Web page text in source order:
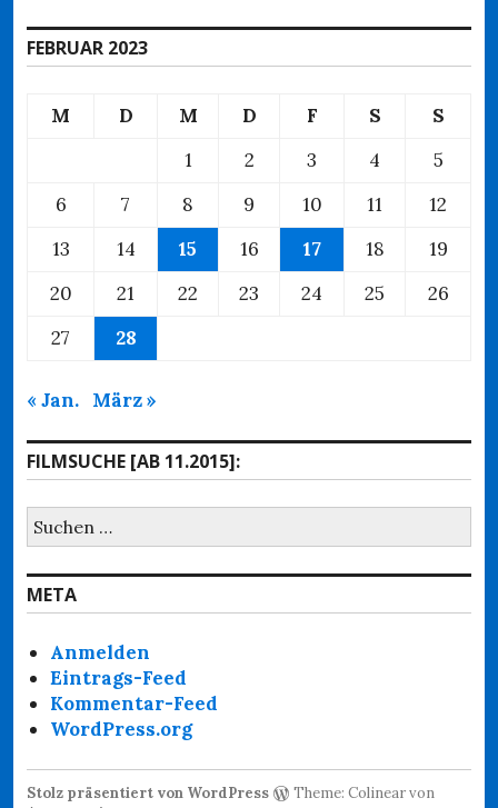
FEBRUAR 2023
M D M D F S
S
1
2 3 4
5
6
7 8 9 10 11
12
13
14 15 16 17 18
19
20
21 22 23 24 25
26
27
28
« Jan. März »
FILMSUCHE [AB 11.2015]:
Suchen
nach:
META
Anmelden
Eintrags-Feed
Kommentar-Feed
WordPress.org
Stolz präsentiert von WordPress
Theme: Colinear von